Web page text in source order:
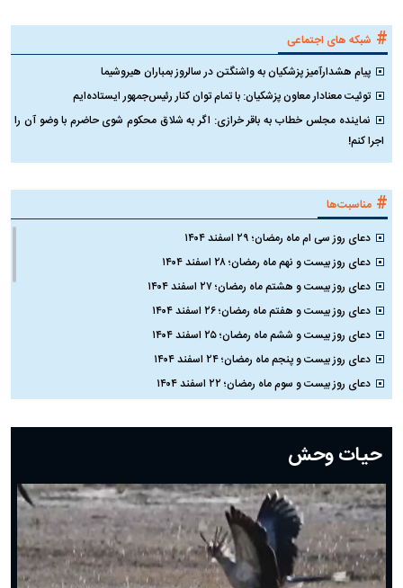
# شبکه های اجتماعی
پیام هشدارآمیز پزشکیان به واشنگتن در سالروز بمباران هیروشیما
توئیت معنادار معاون پزشکیان: با تمام توان کنار رئیس‌جمهور ایستاده‌ایم
نماینده مجلس خطاب به باقر خرازی: اگر به شلاق محکوم شوی حاضرم با وضو آن را
اجرا کنم!
# مناسبت‌ها
دعای روز سی ام ماه رمضان؛ ۲۹ اسفند ۱۴۰۴
دعای روز بیست و نهم ماه رمضان؛ ۲۸ اسفند ۱۴۰۴
دعای روز بیست و هشتم ماه رمضان؛ ۲۷ اسفند ۱۴۰۴
دعای روز بیست و هفتم ماه رمضان؛ ۲۶ اسفند ۱۴۰۴
دعای روز بیست و ششم ماه رمضان؛ ۲۵ اسفند ۱۴۰۴
دعای روز بیست و پنجم ماه رمضان؛ ۲۴ اسفند ۱۴۰۴
دعای روز بیست و سوم ماه رمضان؛ ۲۲ اسفند ۱۴۰۴
دعای روز بیستم ماه رمضان؛ ۱۹ اسفند ۱۴۰۴
دعای روز هشتم ماه مبارک رمضان؛ ۷ اسفند ماه ۱۴۰۴
دعای روز هفتم ماه رمضان؛ ۶ اسفند ۱۴۰۴
دعای روز ششم ماه رمضان؛ ۵ اسفند ۱۴۰۴
دعای روز پنجم ماه رمضان؛ ۴ اسفند ۱۴۰۴
دعای روز چهارم ماه مبارک رمضان؛ ۳ اسفند ۱۴۰۴
دعای روز سوم ماه مبارک رمضان؛ ۱۴ اسفند ۱۴۰۴
حیات وحش